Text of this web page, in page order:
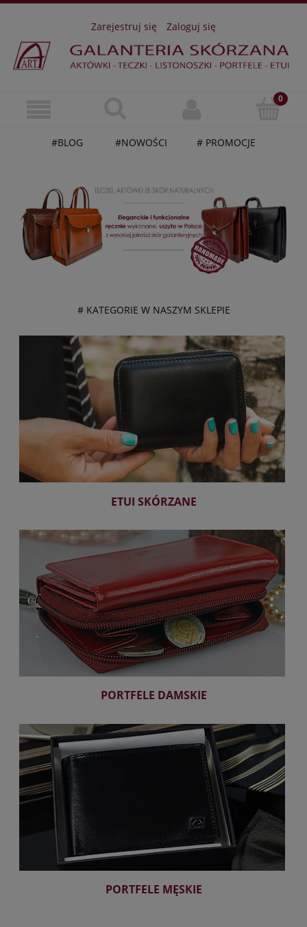
Zarejestruj się Zaloguj się
#BLOG #NOWOŚCI # PROMOCJE
# KATEGORIE W NASZYM SKLEPIE
ETUI SKÓRZANE
PORTFELE DAMSKIE
PORTFELE MĘSKIE